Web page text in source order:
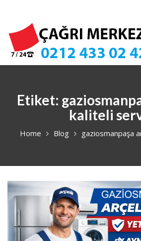
content
Etiket:
kaliteli
Home Blog gaziosmanpaşa